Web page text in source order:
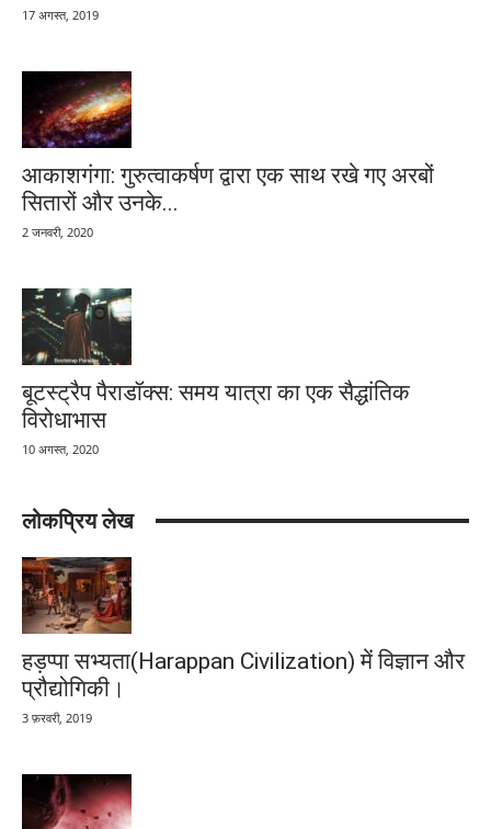
17 अगस्त, 2019
आकाशगंगा: गुरुत्वाकर्षण द्वारा एक साथ रखे गए अरबों
सितारों और उनके...
2 जनवरी, 2020
बूटस्ट्रैप पैराडॉक्स: समय यात्रा का एक सैद्धांतिक
विरोधाभास
10 अगस्त, 2020
लोकप्रिय लेख
हड़प्पा सभ्यता(Harappan Civilization) में विज्ञान और
प्रौद्योगिकी।
3 फ़रवरी, 2019